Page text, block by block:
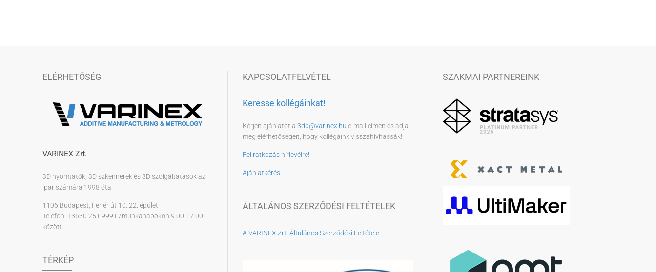
ELÉRHETŐSÉG
VARINEX Zrt.
3D nyomtatók, 3D szkennerek és 3D szolgáltatások az
ipar számára 1998 óta
1106 Budapest, Fehér út 10. 22. épület
Telefon: +3630 251 9991 /munkanapokon 9:00-17:00
között
TÉRKÉP
KAPCSOLATFELVÉTEL
Keresse kollégáinkat!
Kérjen ajánlatot a 3dp@varinex.hu e-mail címen és adja
meg elérhetőségeit, hogy kollégáink visszahívhassák!
Feliratkozás hírlevélre!
Ajánlatkérés
ÁLTALÁNOS SZERZŐDÉSI FELTÉTELEK
A VARINEX Zrt. Általános Szerződési Feltételei
SZAKMAI PARTNEREINK